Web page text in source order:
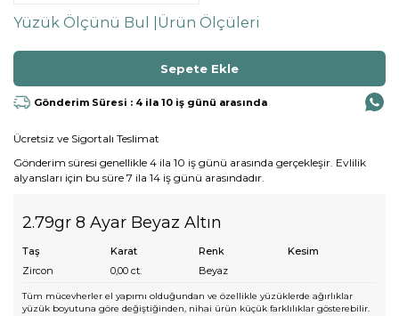
Yüzük Ölçünü Bul | Ürün Ölçüleri
Gönderim Süresi : 4 ila 10 iş günü arasında
Ücretsiz ve Sigortalı Teslimat
Gönderim süresi genellikle 4 ila 10 iş günü arasında gerçekleşir. Evlilik
alyansları için bu süre 7 ila 14 iş günü arasındadır.
2.79gr 8 Ayar Beyaz Altın
Taş Karat Renk
Kesim
Zircon
0,00 ct. Beyaz
Tüm mücevherler el yapımı olduğundan ve özellikle yüzüklerde ağırlıklar
yüzük boyutuna göre değiştiğinden, nihai ürün küçük farklılıklar gösterebilir.